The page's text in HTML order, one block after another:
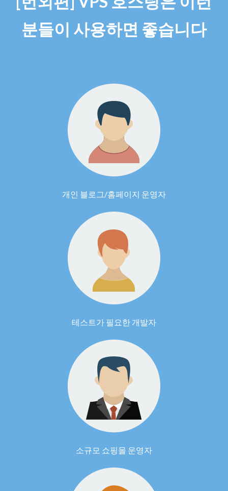
분들이 사용하면 좋습니다
개인 블로그/홈페이지 운영자
테스트가 필요한 개발자
소규모 쇼핑몰 운영자